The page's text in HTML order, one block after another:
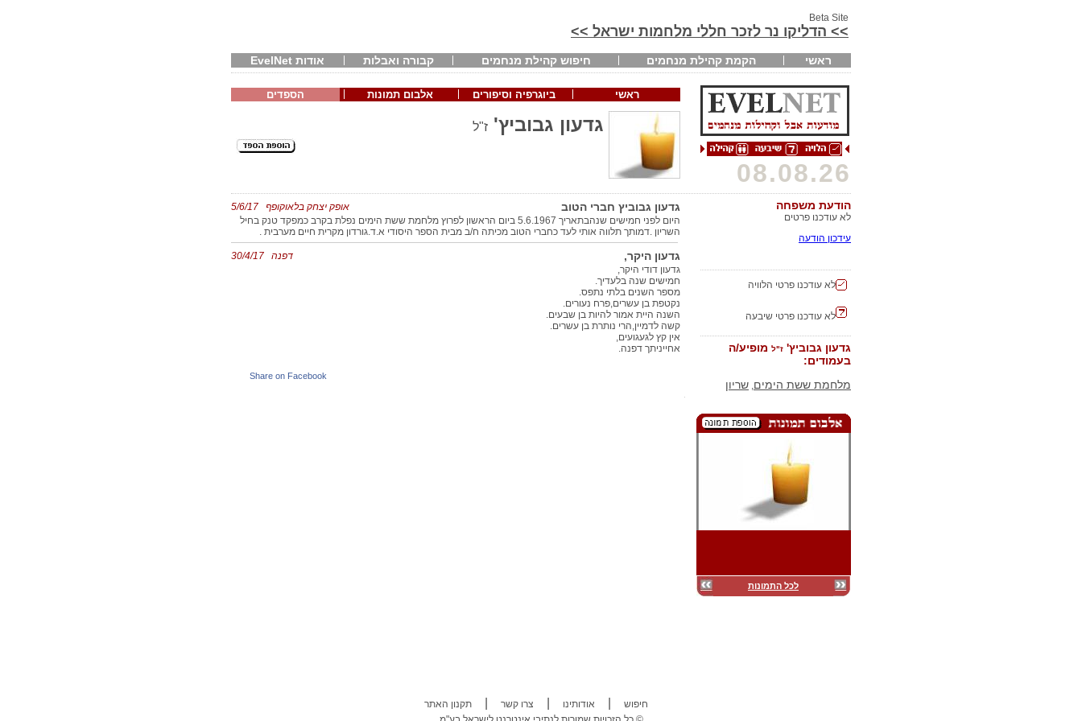
Beta Site
>> הדליקו נר לזכר חללי מלחמות ישראל >>
ראשי הקמת קהילת מנחמים חיפוש קהילת מנחמים קבורה ואבלות אודות EvelNet
ראשי ביוגרפיה וסיפורים אלבום תמונות הספדים
גדעון גבוביץ' ז"ל
08.08.26
גדעון גבוביץ חברי הטוב
אופק יצחק בלאוקופף 5/6/17
היום לפני חמישים שנהבתאריך 5.6.1967 ביום הראשון לפרוץ מלחמת ששת הימים נפלת בקרב כמפקד טנק בחיל
השריון .דמותך תלווה אותי לעד כחברי הטוב מכיתה ח/ב מבית הספר היסודי א.ד.גורדון מקרית חיים מערבית .
גדעון היקר,
דפנה 30/4/17
גדעון דודי היקר,
חמישים שנה בלעדיך.
מספר השנים בלתי נתפס.
נקטפת בן עשרים,פרח נעורים.
השנה היית אמור להיות בן שבעים.
קשה לדמיין,הרי נותרת בן עשרים.
אין קץ לגעגועים,
אחייניתך דפנה.
Share on Facebook
הודעת משפחה
לא עודכנו פרטים
עידכון הודעה
לא עודכנו פרטי הלוויה
לא עודכנו פרטי שיבעה
גדעון גבוביץ' ז"ל מופיע/ה
בעמודים:
מלחמת ששת הימים, שריון
לכל התמונות
חיפוש אודותינו צרו קשר
תקנון האתר